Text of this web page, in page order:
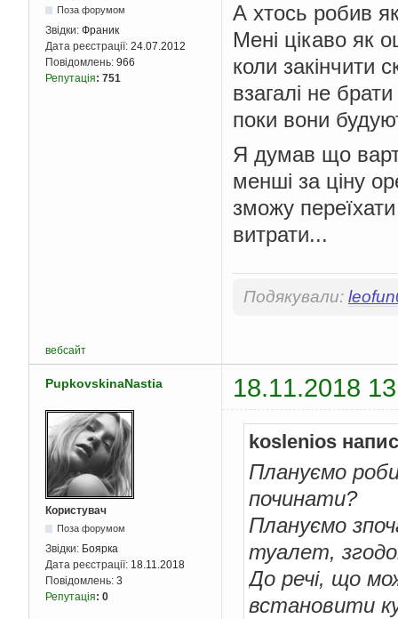
Поза форумом
Звідки: Франик
Дата реєстрації: 24.07.2012
Повідомлень: 966
Репутація: 751
А хтось робив
Мені цікаво як
коли закінчити
взагалі не
поки вони
Я думав що
менші за ціну
зможу
витрати...
Подякували:
вебсайт
PupkovskinaNastia 18.11.2018
Користувач
Поза форумом
Звідки: Боярка
Дата реєстрації: 18.11.2018
Повідомлень: 3
Репутація: 0
koslenios
Плануємо
починати?
Плануємо
туалет,
До речі, що
встановити